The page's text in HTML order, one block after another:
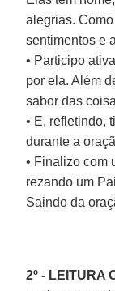
alegrias.
sentimentos e
• Participo
por ela. Além
sabor das
• E, refletindo,
durante a
• Finalizo com
rezando um
Saindo da
2º - LEITURA